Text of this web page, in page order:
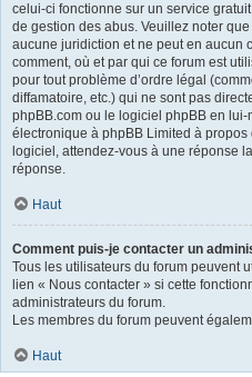
celui-ci fonctionne sur un service
de gestion des abus. Veuillez noter
aucune juridiction et ne peut en aucun
comment, où et par qui ce forum est
pour tout problème d’ordre légal
diffamatoire, etc.) qui ne sont pas
phpBB.com ou le logiciel phpBB en
électronique à phpBB Limited à
logiciel, attendez-vous à une réponse
réponse.
Haut
Comment puis-je contacter un
Tous les utilisateurs du forum peuvent
lien « Nous contacter » si cette
administrateurs du forum.
Les membres du forum peuvent
Haut